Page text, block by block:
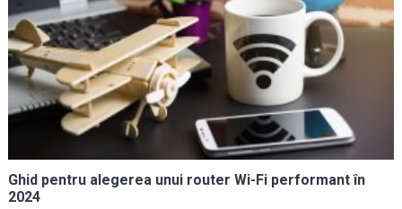
Ghid pentru alegerea unui router Wi-Fi performant în
2024